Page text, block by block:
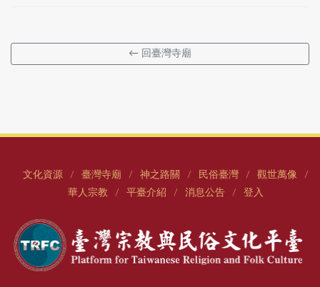
← 回臺灣寺廟
文化資源 / 臺灣寺廟 / 神之路關 / 民俗臺灣 / 觀世萬像 /
華人宗教 / 平臺介紹 / 消息公告 / 登入